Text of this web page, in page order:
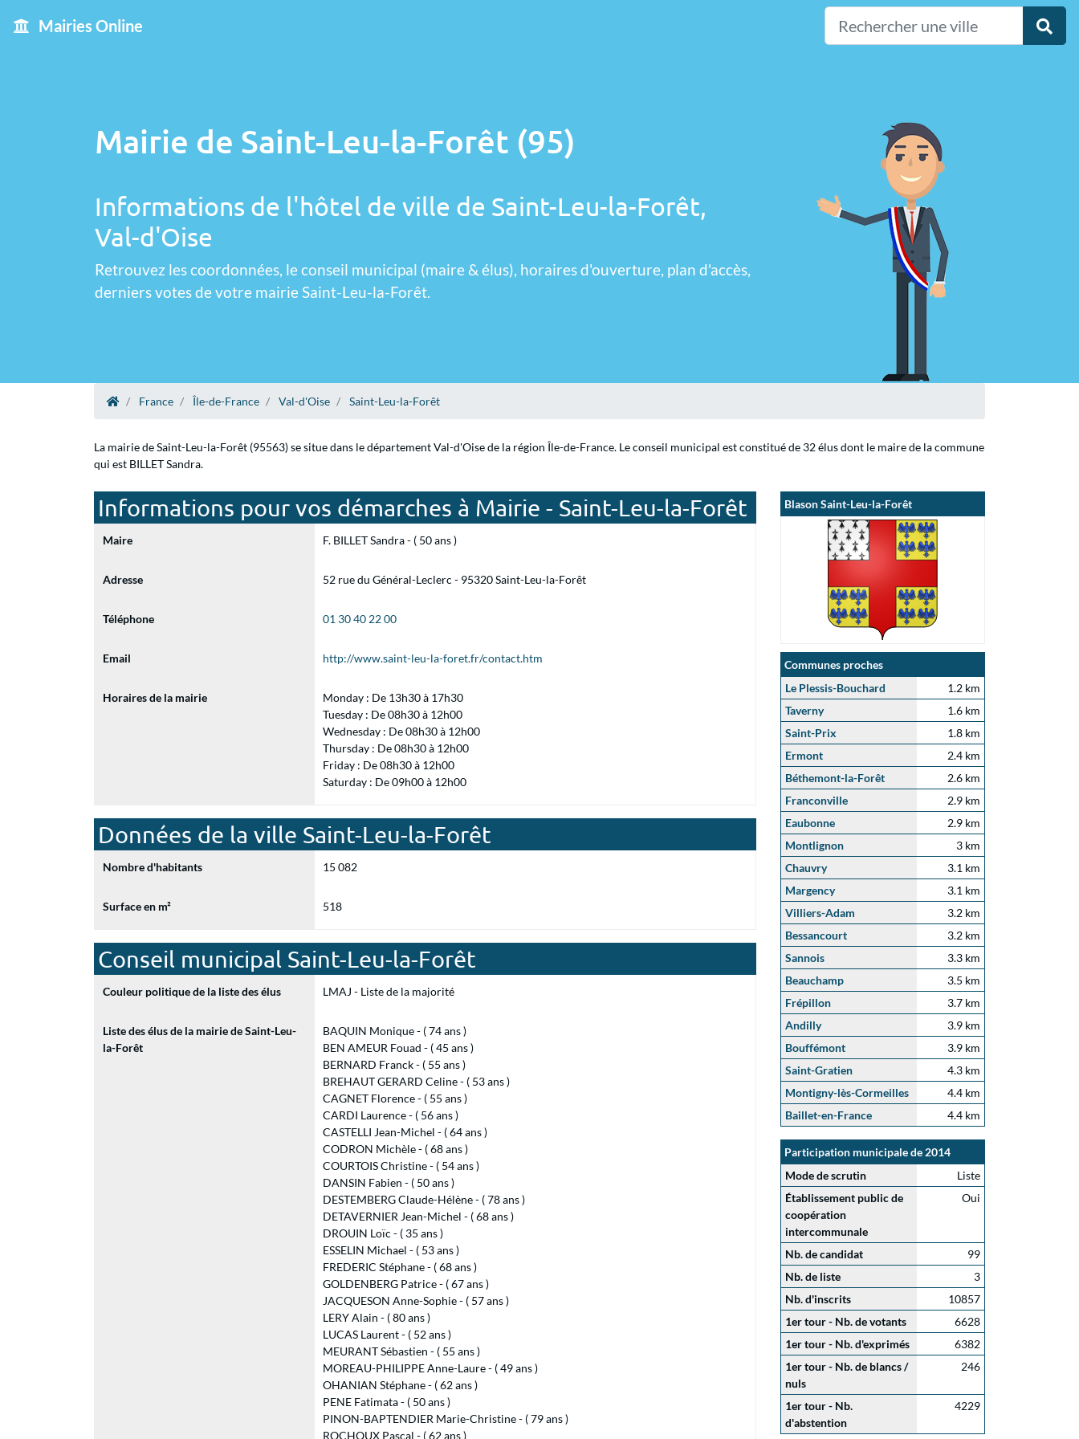
Mairies Online
Mairie de Saint-Leu-la-Forêt (95)
Informations de l'hôtel de ville de Saint-Leu-la-Forêt,
Val-d'Oise
Retrouvez les coordonnées, le conseil municipal (maire & élus), horaires d'ouverture, plan d'accès,
derniers votes de votre mairie Saint-Leu-la-Forêt.
France Île-de-France Val-d'Oise Saint-Leu-la-Forêt
La mairie de Saint-Leu-la-Forêt (95563) se situe dans le département Val-d'Oise de la région Île-de-France. Le conseil municipal est constitué de 32 élus dont le maire de la commune
qui est BILLET Sandra.
Informations pour vos démarches à Mairie - Saint-Leu-la-Forêt
Maire F. BILLET Sandra - ( 50 ans )
Adresse 52 rue du Général-Leclerc - 95320 Saint-Leu-la-Forêt
Téléphone 01 30 40 22 00
Email http://www.saint-leu-la-foret.fr/contact.htm
Horaires de la mairie
Monday : De 13h30 à 17h30
Tuesday : De 08h30 à 12h00
Wednesday : De 08h30 à 12h00
Thursday : De 08h30 à 12h00
Friday : De 08h30 à 12h00
Saturday : De 09h00 à 12h00
Données de la ville Saint-Leu-la-Forêt
Nombre d'habitants 15 082
Surface en m² 518
Conseil municipal Saint-Leu-la-Forêt
Couleur politique de la liste des élus LMAJ - Liste de la majorité
Liste des élus de la mairie de Saint-Leu-
la-Forêt
BAQUIN Monique - ( 74 ans )
BEN AMEUR Fouad - ( 45 ans )
BERNARD Franck - ( 55 ans )
BREHAUT GERARD Celine - ( 53 ans )
CAGNET Florence - ( 55 ans )
CARDI Laurence - ( 56 ans )
CASTELLI Jean-Michel - ( 64 ans )
CODRON Michèle - ( 68 ans )
COURTOIS Christine - ( 54 ans )
DANSIN Fabien - ( 50 ans )
DESTEMBERG Claude-Hélène - ( 78 ans )
DETAVERNIER Jean-Michel - ( 68 ans )
DROUIN Loïc - ( 35 ans )
ESSELIN Michael - ( 53 ans )
FREDERIC Stéphane - ( 68 ans )
GOLDENBERG Patrice - ( 67 ans )
JACQUESON Anne-Sophie - ( 57 ans )
LERY Alain - ( 80 ans )
LUCAS Laurent - ( 52 ans )
MEURANT Sébastien - ( 55 ans )
MOREAU-PHILIPPE Anne-Laure - ( 49 ans )
OHANIAN Stéphane - ( 62 ans )
PENE Fatimata - ( 50 ans )
PINON-BAPTENDIER Marie-Christine - ( 79 ans )
ROCHOUX Pascal - ( 62 ans )
Blason Saint-Leu-la-Forêt
Communes proches
Le Plessis-Bouchard
1.2 km
Taverny
1.6 km
Saint-Prix
1.8 km
Ermont
2.4 km
Béthemont-la-Forêt
2.6 km
Franconville
2.9 km
Eaubonne
2.9 km
Montlignon
3 km
Chauvry
3.1 km
Margency
3.1 km
Villiers-Adam
3.2 km
Bessancourt
3.2 km
Sannois
3.3 km
Beauchamp
3.5 km
Frépillon
3.7 km
Andilly
3.9 km
Bouffémont
3.9 km
Saint-Gratien
4.3 km
Montigny-lès-Cormeilles
4.4 km
Baillet-en-France
4.4 km
Participation municipale de 2014
Mode de scrutin
Liste
Établissement public de
coopération
intercommunale
Oui
Nb. de candidat
99
Nb. de liste
3
Nb. d'inscrits
10857
1er tour - Nb. de votants
6628
1er tour - Nb. d'exprimés
6382
1er tour - Nb. de blancs /
nuls
246
1er tour - Nb.
d'abstention
4229